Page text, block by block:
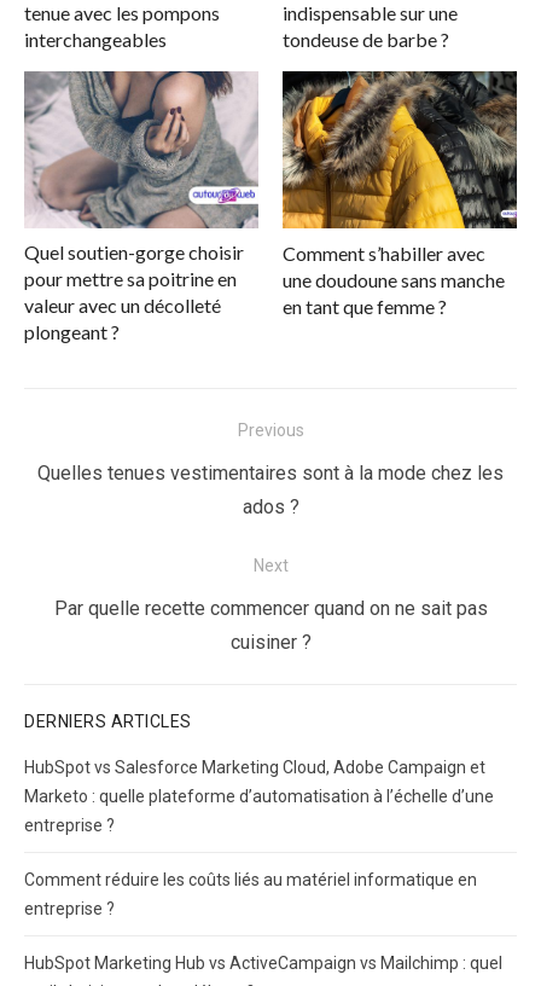
tenue avec les pompons
interchangeables
indispensable sur une
tondeuse de barbe ?
Quel soutien-gorge choisir
pour mettre sa poitrine en
valeur avec un décolleté
plongeant ?
Comment s’habiller avec
une doudoune sans manche
en tant que femme ?
de
Previous
Previous
Quelles tenues vestimentaires sont à la mode chez les
ados ?
Next
Next
Par quelle recette commencer quand on ne sait pas
cuisiner ?
DERNIERS ARTICLES
HubSpot vs Salesforce Marketing Cloud, Adobe Campaign et
Marketo : quelle plateforme d’automatisation à l’échelle d’une
entreprise ?
Comment réduire les coûts liés au matériel informatique en
entreprise ?
HubSpot Marketing Hub vs ActiveCampaign vs Mailchimp : quel